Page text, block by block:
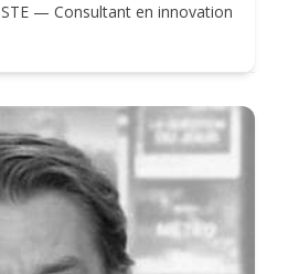
— Consultant en innovation